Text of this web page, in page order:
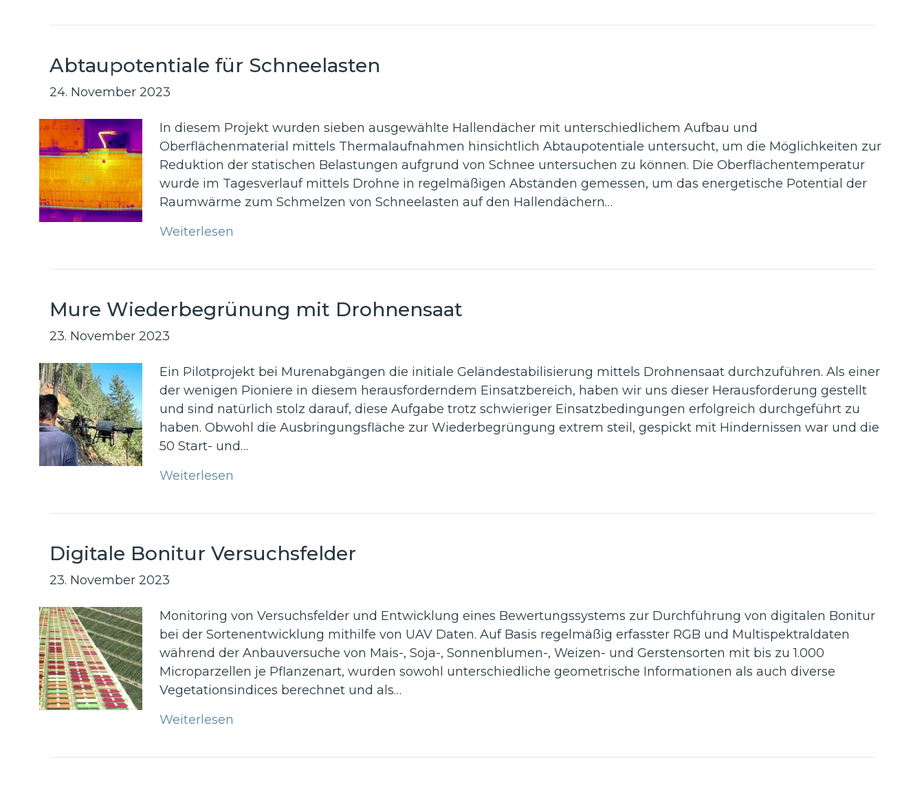
Abtaupotentiale für Schneelasten
24. November 2023
In diesem Projekt wurden sieben ausgewählte Hallendächer mit unterschiedlichem Aufbau und
Oberflächenmaterial mittels Thermalaufnahmen hinsichtlich Abtaupotentiale untersucht, um die Möglichkeiten zur
Reduktion der statischen Belastungen aufgrund von Schnee untersuchen zu können. Die Oberflächentemperatur
wurde im Tagesverlauf mittels Drohne in regelmäßigen Abständen gemessen, um das energetische Potential der
Raumwärme zum Schmelzen von Schneelasten auf den Hallendächern…
Weiterlesen
Mure Wiederbegrünung mit Drohnensaat
23. November 2023
Ein Pilotprojekt bei Murenabgängen die initiale Geländestabilisierung mittels Drohnensaat durchzuführen. Als einer
der wenigen Pioniere in diesem herausforderndem Einsatzbereich, haben wir uns dieser Herausforderung gestellt
und sind natürlich stolz darauf, diese Aufgabe trotz schwieriger Einsatzbedingungen erfolgreich durchgeführt zu
haben. Obwohl die Ausbringungsfläche zur Wiederbegrüngung extrem steil, gespickt mit Hindernissen war und die
50 Start- und…
Weiterlesen
Digitale Bonitur Versuchsfelder
23. November 2023
Monitoring von Versuchsfelder und Entwicklung eines Bewertungssystems zur Durchführung von digitalen Bonitur
bei der Sortenentwicklung mithilfe von UAV Daten. Auf Basis regelmäßig erfasster RGB und Multispektraldaten
während der Anbauversuche von Mais-, Soja-, Sonnenblumen-, Weizen- und Gerstensorten mit bis zu 1.000
Microparzellen je Pflanzenart, wurden sowohl unterschiedliche geometrische Informationen als auch diverse
Vegetationsindices berechnet und als…
Weiterlesen